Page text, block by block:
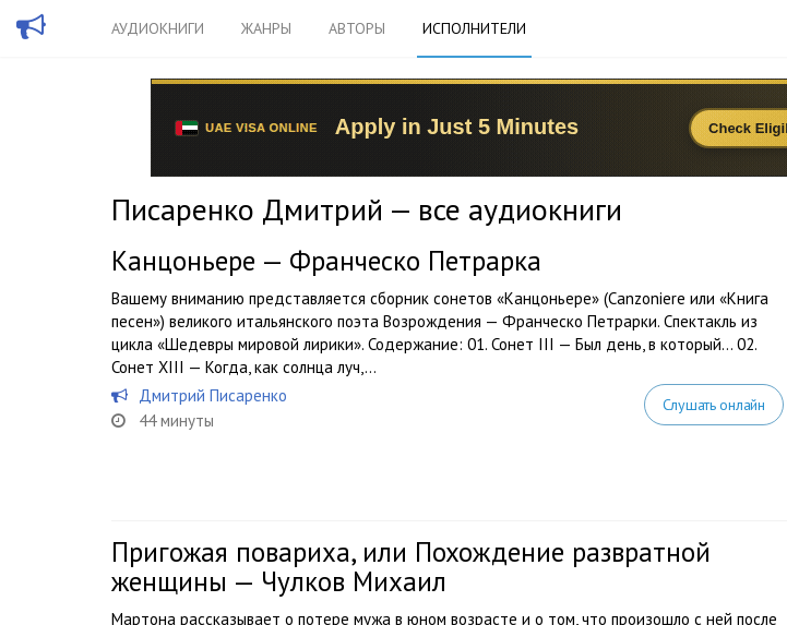
АУДИОКНИГИ ЖАНРЫ АВТОРЫ ИСПОЛНИТЕЛИ
Писаренко Дмитрий — все аудиокниги
Канцоньере — Франческо Петрарка
Вашему вниманию представляется сборник сонетов «Канцоньере» (Canzoniere или «Книга
песен») великого итальянского поэта Возрождения — Франческо Петрарки. Спектакль из
цикла «Шедевры мировой лирики». Содержание: 01. Сонет III — Был день, в который… 02.
Сонет XIII — Когда, как солнца луч,...
Дмитрий Писаренко
44 минуты
Слушать онлайн
Пригожая повариха, или Похождение развратной
женщины — Чулков Михаил
Мартона рассказывает о потере мужа в юном возрасте и о том, что произошло с ней после